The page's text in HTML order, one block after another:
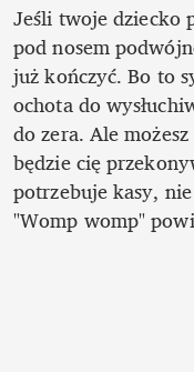
Jeśli twoje dziecko
pod nosem
już kończyć. Bo to
ochota do
do zera. Ale
będzie cię
potrzebuje kasy,
"Womp womp"